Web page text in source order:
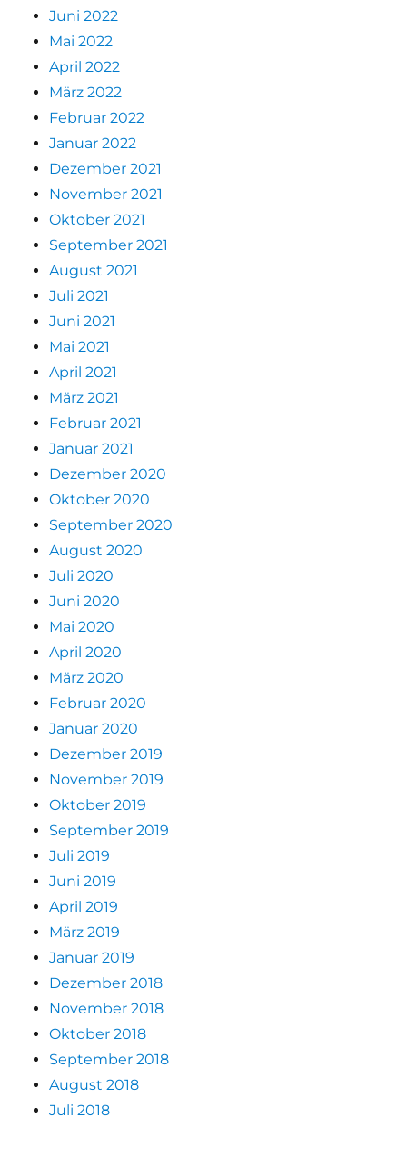
Juni 2022
Mai 2022
April 2022
März 2022
Februar 2022
Januar 2022
Dezember 2021
November 2021
Oktober 2021
September 2021
August 2021
Juli 2021
Juni 2021
Mai 2021
April 2021
März 2021
Februar 2021
Januar 2021
Dezember 2020
Oktober 2020
September 2020
August 2020
Juli 2020
Juni 2020
Mai 2020
April 2020
März 2020
Februar 2020
Januar 2020
Dezember 2019
November 2019
Oktober 2019
September 2019
Juli 2019
Juni 2019
April 2019
März 2019
Januar 2019
Dezember 2018
November 2018
Oktober 2018
September 2018
August 2018
Juli 2018